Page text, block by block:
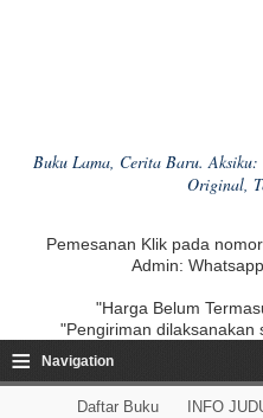
Buku Lama, Cerita Baru.
Original,
Pemesanan Klik pada
Admin:
"Harga Belum
"Pengiriman dilaksanakan
≡ Navigation
Daftar Buku INFO